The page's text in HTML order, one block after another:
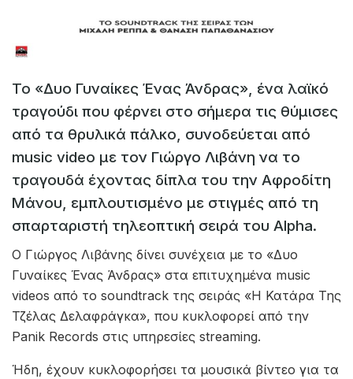
Το «Δυο Γυναίκες Ένας Άνδρας», ένα λαϊκό
τραγούδι που φέρνει στο σήμερα τις θύμισες
από τα θρυλικά πάλκο, συνοδεύεται από
music video με τον Γιώργο Λιβάνη να το
τραγουδά έχοντας δίπλα του την Αφροδίτη
Μάνου, εμπλουτισμένο με στιγμές από τη
σπαρταριστή τηλεοπτική σειρά του Alpha.
Ο Γιώργος Λιβάνης δίνει συνέχεια με το «Δυο
Γυναίκες Ένας Άνδρας» στα επιτυχημένα music
videos από το soundtrack της σειράς «Η Κατάρα Της
Τζέλας Δελαφράγκα», που κυκλοφορεί από την
Panik Records στις υπηρεσίες streaming.
Ήδη, έχουν κυκλοφορήσει τα μουσικά βίντεο για τα